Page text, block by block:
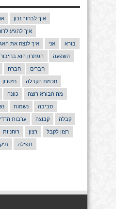
איך לבחור נכון
איך להגיע
איך לנצח את אני בורא
הפתרון הוא בחיבור השפעה
חברה חברים
חיסרון חכמת הקבלה
כוונה מה הבורא רוצה
נשמות סביבה
ערבות קבוצה קבלה
רוחניות רצון רצון לקבל
תפילה